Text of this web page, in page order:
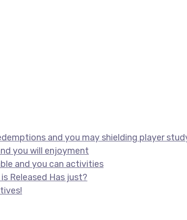
and you may shielding player
you will enjoyment
and you can activities
Released Has just?